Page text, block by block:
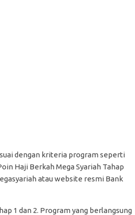
dengan kriteria program seperti
Haji Berkah Mega Syariah Tahap
atau website resmi Bank
1 dan 2. Program yang berlangsung